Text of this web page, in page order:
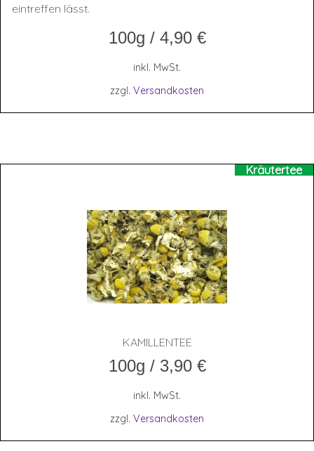
eintreffen lässt.
100g / 4,90 €
inkl. MwSt.
zzgl. Versandkosten
Kräutertee
KAMIL­LEN­TEE
100g / 3,90 €
inkl. MwSt.
zzgl. Versandkosten